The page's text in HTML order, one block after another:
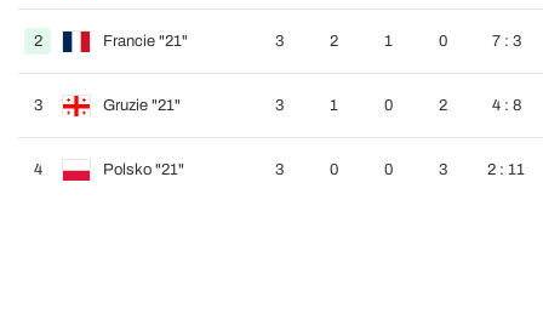
2 Francie "21" 3 2 1 0 7 : 3
3 Gruzie "21" 3 1 0 2 4 : 8
4 Polsko "21" 3 0 0 3 2 : 11